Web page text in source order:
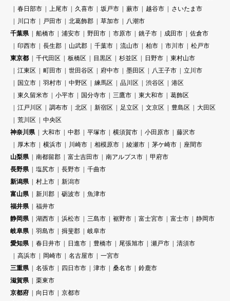
春日部市
上尾市 久喜市 坂戸市 蕨市 越谷市
さいたま市
川口市
戸田市 北葛飾郡 草加市
八潮市
千葉県
船橋市 浦安市 野田市 市原市 銚子市 成田市
佐倉市
印西市
長生郡 山武郡 千葉市 流山市 柏市 市川市
松戸市
東京都
千代田区 板橋区 目黒区 杉並区 日野市
東村山市
江東区
町田市 世田谷区 府中市 墨田区 八王子市
立川市
国立市
羽村市 中野区 練馬区 品川区 渋谷区
港区
東久留米市
小平市 国分寺市 三鷹市 東大和市
葛飾区
江戸川区
調布市 北区 新宿区 足立区 文京区 豊島区
大田区
荒川区
中央区
神奈川県
大和市 中郡 平塚市 横須賀市 小田原市
藤沢市
厚木市
横浜市 川崎市 相模原市 綾瀬市 茅ケ崎市
座間市
山梨県
南都留郡 富士吉田市 南アルプス市
甲府市
長野県
塩尻市 長野市
千曲市
新潟県
村上市
新潟市
富山県
新川郡 砺波市
魚津市
福井県
福井市
静岡県
湖西市 浜松市 三島市 裾野市 富士宮市 富士市
静岡市
岐阜県
羽島市 揖斐郡
岐阜市
愛知県
春日井市 日進市 豊橋市 尾張旭市 瀬戸市
清須市
高浜市
岡崎市 名古屋市
一宮市
三重県
名張市 四日市市 津市 桑名市
鈴鹿市
滋賀県
栗東市
京都府
向日市
京都市